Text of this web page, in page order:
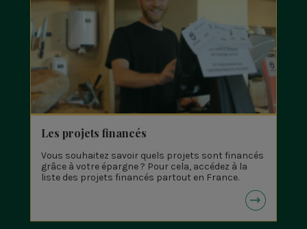
Les projets financés
Vous souhaitez savoir quels projets sont financés
grâce à votre épargne ? Pour cela, accédez à la
liste des projets financés partout en France.